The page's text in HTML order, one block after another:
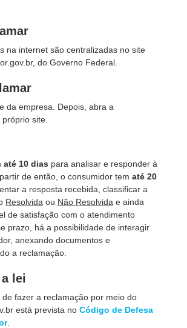
na internet são centralizadas no site
do Governo Federal.
da empresa. Depois, abra a
site.
até 10 dias para analisar e responder à
de então, o consumidor tem até 20
a resposta recebida, classificar a
Resolvida ou Não Resolvida e ainda
de satisfação com o atendimento
prazo, há a possibilidade de interagir
anexando documentos e
a reclamação.
lei
de fazer a reclamação por meio do
está prevista no Código de Defesa
.